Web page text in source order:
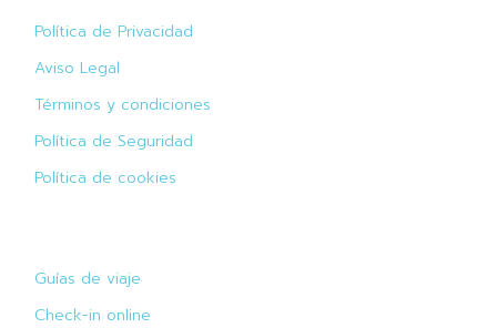
Política de Privacidad
Aviso Legal
Términos y condiciones
Política de Seguridad
Política de cookies
Guías de viaje
Check-in online